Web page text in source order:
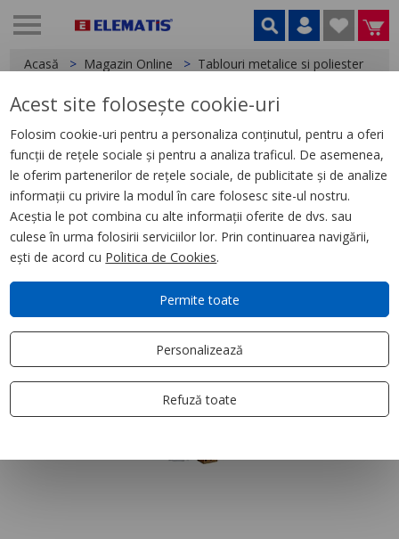
Acasă Magazin Online Tablouri metalice si poliester
< Accesorii tablouri
Ventilator montaj 550 m3/h,
115 V AC, 50/60Hz
Acest site folosește cookie-uri
Folosim cookie-uri pentru a personaliza conținutul, pentru a oferi
funcții de rețele sociale și pentru a analiza traficul. De asemenea,
le oferim partenerilor de rețele sociale, de publicitate și de analize
informații cu privire la modul în care folosesc site-ul nostru.
Aceștia le pot combina cu alte informații oferite de dvs. sau
culese în urma folosirii serviciilor lor. Prin continuarea navigării,
ești de acord cu Politica de Cookies.
Permite toate
Personalizează
Refuză toate